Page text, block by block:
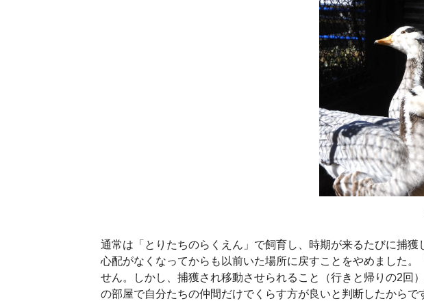
通常は「とりたちのらくえん」で飼育し、時期が来るたびに捕
心配がなくなってからも以前いた場所に戻すことをやめました
せん。しかし、捕獲され移動させられること（行きと帰りの2回
の部屋で自分たちの仲間だけでくらす方が良いと判断したから